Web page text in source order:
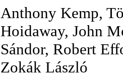
Anthony Kemp,
Hoidaway, John
Sándor, Robert
Zokák László